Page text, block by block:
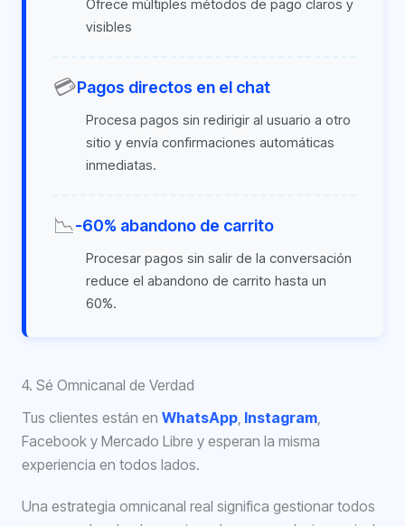
Ofrece múltiples métodos de pago claros y
visibles
💳Pagos directos en el chat
Procesa pagos sin redirigir al usuario a otro
sitio y envía confirmaciones automáticas
inmediatas.
📉-60% abandono de carrito
Procesar pagos sin salir de la conversación
reduce el abandono de carrito hasta un
60%.
4. Sé Omnicanal de Verdad
Tus clientes están en WhatsApp, Instagram,
Facebook y Mercado Libre y esperan la misma
experiencia en todos lados.
Una estrategia omnicanal real significa gestionar todos